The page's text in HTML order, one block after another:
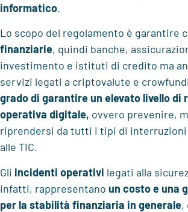
informatico.
Lo scopo del regolamento è garantire
finanziarie, quindi banche,
investimento e istituti di credito ma
servizi legati a criptovalute e
grado di garantire un elevato livello di
operativa digitale, ovvero prevenire,
riprendersi da tutti i tipi di interruzioni
alle TIC.
Gli incidenti operativi legati alla
infatti, rappresentano un costo e una
per la stabilità finanziaria in generale,